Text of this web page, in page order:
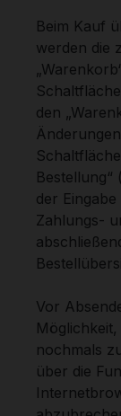
Beim Kauf
werden die
den
der
Zahlungs-
Vor
nochmals
über die